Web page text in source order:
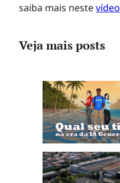
saiba mais nestevídeo
Veja mais posts